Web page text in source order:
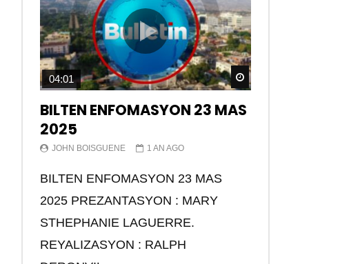
Watch Later
04:01
BILTEN ENFOMASYON 23 MAS
2025
JOHN BOISGUENE 1 AN AGO
BILTEN ENFOMASYON 23 MAS
2025 PREZANTASYON : MARY
STHEPHANIE LAGUERRE.
REYALIZASYON : RALPH